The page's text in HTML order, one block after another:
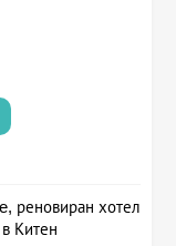
реновиран хотел
Китен